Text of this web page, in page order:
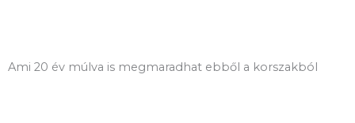
Ami 20 év múlva is megmaradhat ebből a korszakból